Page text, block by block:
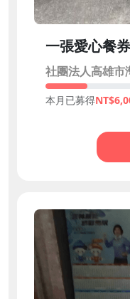
一張愛心餐
社團法人高雄市
本月已募得